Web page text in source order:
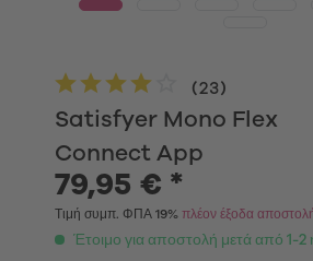
Satisfyer Mono Flex
Connect App
(23)
79,95 € *
Τιμή συμπ. ΦΠΑ 19% πλέον έξοδα
Έτοιμο για αποστολή μετά από 1-2